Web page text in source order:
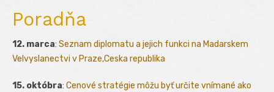
Poradňa
12. marca: Seznam diplomatu a jejich funkci na Madarskem
Velvyslanectvi v Praze,Ceska republika
15. októbra: Cenové stratégie môžu byť určite vnímané ako